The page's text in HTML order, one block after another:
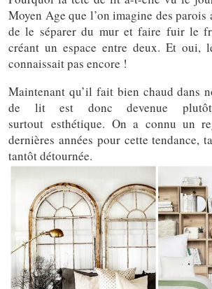
Moyen Age que l’on imagine des parois
de le séparer du mur et faire fuir le
créant un espace entre deux. Et oui,
connaissait pas encore !
Maintenant qu’il fait bien chaud dans
de lit est donc devenue
surtout esthétique. On a connu un
dernières années pour cette tendance,
tantôt détournée.